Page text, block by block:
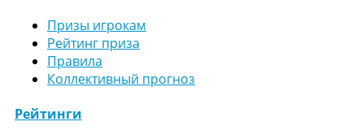
Призы игрокам
Рейтинг приза
Правила
Коллективный прогноз
Рейтинги